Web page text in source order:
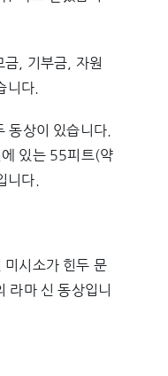
금, 기부금, 자원
니다.
동상이 있습니다.
있는 55피트(약
니다.
미시소가 힌두 문
라마 신 동상입니